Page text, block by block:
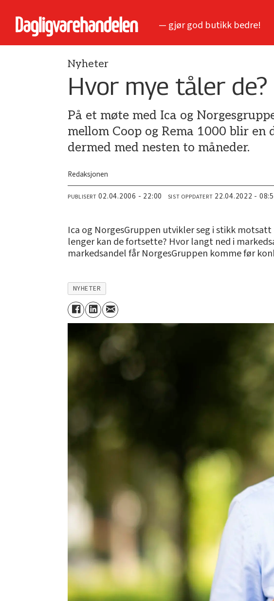
— gjør god butikk bedre!
Nyheter
Hvor mye tåler de?
På et møte med Ica og
mellom Coop og Rema 1000 blir
dermed med nesten to måneder.
Redaksjonen
PUBLISERT 02.04.2006 - 22:00 SIST OPPDATERT 22.04.2022 -
Ica og NorgesGruppen utvikler seg i stikk
lenger kan de fortsette? Hvor langt ned i
markedsandel får NorgesGruppen komme før
NYHETER